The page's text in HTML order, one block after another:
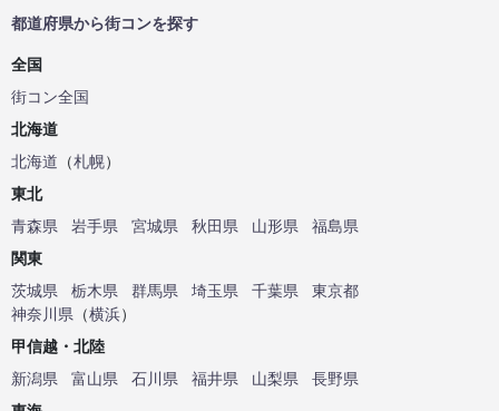
都道府県から街コンを探す
全国
街コン全国
北海道
北海道 （札幌）
東北
青森県
岩手県 宮城県 秋田県 山形県
福島県
関東
茨城県
栃木県 群馬県 埼玉県 千葉県
東京都
神奈川県 （横浜）
甲信越・北陸
新潟県
富山県 石川県 福井県 山梨県
長野県